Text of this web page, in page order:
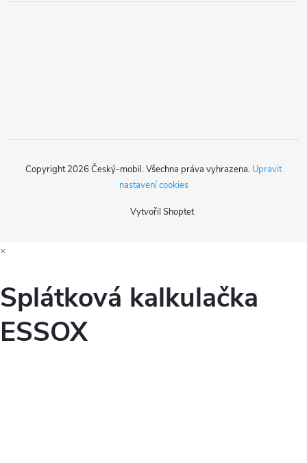
Vytvořil Shoptet
Copyright 2026 Český-mobil. Všechna práva vyhrazena. Upravit
nastavení cookies
×
Splátková kalkulačka
ESSOX